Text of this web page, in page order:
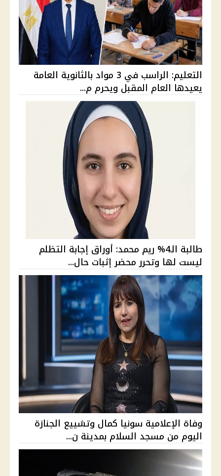
التعليم: الراسب في 3 مواد بالثانوية العامة
يعيدها العام المقبل ويحرم م...
طالبة الـ4% ريم محمد: أوراق إجابة التظلم
ليست لها وتحرر محضر إثبات حال...
وفاة الإعلامية سونيا كمال وتشييع الجنازة
اليوم من مسجد السلام بمدينة ن...